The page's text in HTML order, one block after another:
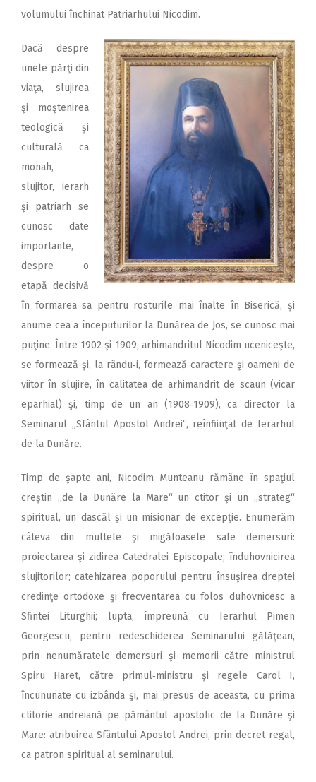
volumului închinat Patriarhului Nicodim.
Dacă despre
unele părţi din
viaţa, slujirea
şi moştenirea
teologică şi
culturală ca
monah,
slujitor, ierarh
şi patriarh se
cunosc date
importante,
despre o
etapă decisivă
în formarea sa pentru rosturile mai înalte în Biserică, şi
anume cea a începuturilor la Dunărea de Jos, se cunosc mai
puţine. Între 1902 şi 1909, arhimandritul Nicodim uceniceşte,
se formează şi, la rându‑i, formează caractere şi oameni de
viitor în slujire, în calitatea de arhimandrit de scaun (vicar
eparhial) şi, timp de un an (1908‑1909), ca director la
Seminarul „Sfântul Apostol Andrei“, reînfiinţat de Ierarhul
de la Dunăre.
Timp de şapte ani, Nicodim Munteanu rămâne în spaţiul
creştin „de la Dunăre la Mare“ un ctitor şi un „strateg“
spiritual, un dascăl şi un misionar de excepţie. Enumerăm
câteva din multele şi migăloasele sale demersuri:
proiectarea şi zidirea Catedralei Episcopale; înduhovnicirea
slujitorilor; catehizarea poporului pentru însuşirea dreptei
credinţe ortodoxe şi frecventarea cu folos duhovnicesc a
Sfintei Liturghii; lupta, împreună cu Ierarhul Pimen
Georgescu, pentru redeschiderea Seminarului gălăţean,
prin nenumăratele demersuri şi memorii către ministrul
Spiru Haret, către primul‑ministru şi regele Carol I,
încununate cu izbânda şi, mai presus de aceasta, cu prima
ctitorie andreiană pe pământul apostolic de la Dunăre şi
Mare: atribuirea Sfântului Apostol Andrei, prin decret regal,
ca patron spiritual al seminarului.